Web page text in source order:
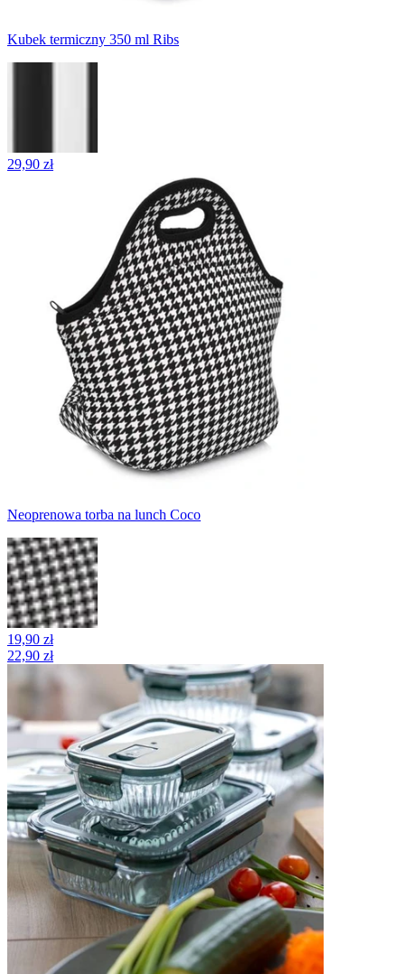
Kubek termiczny 350 ml Ribs
29,90 zł
Neoprenowa torba na lunch Coco
19,90 zł
22,90 zł